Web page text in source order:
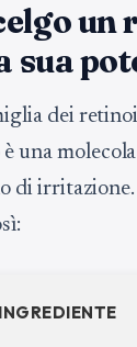
sua
dei
una
di irritazione.
INGREDIENTE